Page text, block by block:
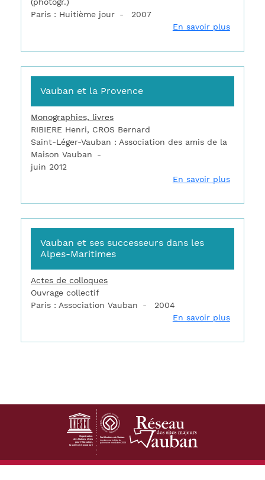
(photogr.)
Paris : Huitième jour
2007
En savoir plussur La
Vauban et la Provence
Monographies, livres
RIBIERE Henri, CROS Bernard
Saint-Léger-Vauban : Association des amis de la
Maison Vauban
juin 2012
En savoir plussur
Vauban et ses successeurs dans les
Alpes-Maritimes
Actes de colloques
Ouvrage collectif
Paris : Association Vauban
2004
En savoir plussur